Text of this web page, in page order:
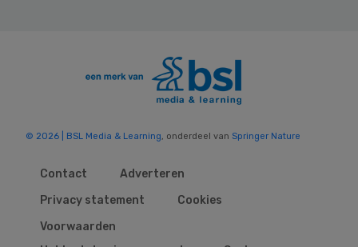
© 2026 | BSL Media & Learning , onderdeel van Springer Nature
Contact
Adverteren
Privacy statement
Cookies
Voorwaarden